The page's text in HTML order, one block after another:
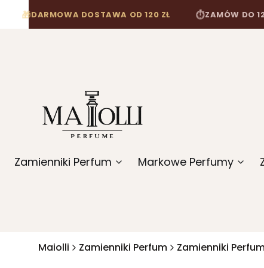
DOSTAWA OD 120 ZŁ ⏱ZAMÓW DO 12:00, A
Zamienniki Perfum Markowe Perfumy
Maiolli Zamienniki Perfum Zamienniki